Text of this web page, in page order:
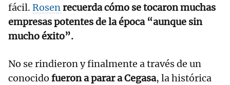
fácil. Rosenrecuerda cómo se tocaron muchas
empresas potentes de la época “aunque sin
mucho éxito”.
No se rindieron y finalmente a través de un
conocido fueron a parar a Cegasa, la histórica